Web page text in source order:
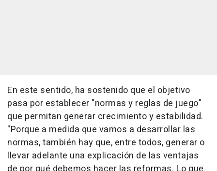
En este sentido, ha sostenido que el objetivo
pasa por establecer "normas y reglas de juego"
que permitan generar crecimiento y estabilidad.
"Porque a medida que vamos a desarrollar las
normas, también hay que, entre todos, generar o
llevar adelante una explicación de las ventajas